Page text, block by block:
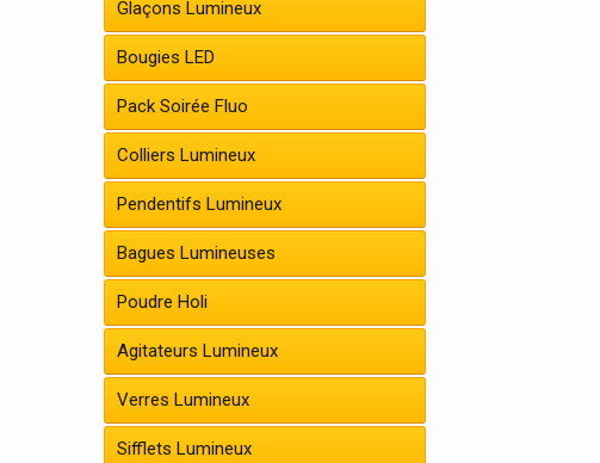
Glaçons Lumineux
Bougies LED
Pack Soirée Fluo
Colliers Lumineux
Pendentifs Lumineux
Bagues Lumineuses
Poudre Holi
Agitateurs Lumineux
Verres Lumineux
Sifflets Lumineux